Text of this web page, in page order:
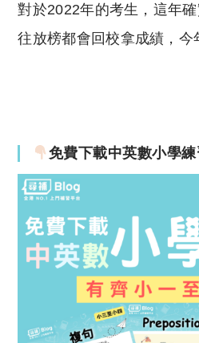
對於2022年的考生，這年
往放榜都會回校拿成績，
免費下載中英數小學練